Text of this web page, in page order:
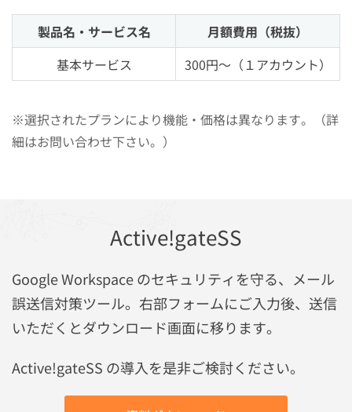
製品名・サービス名
月額費用（税抜）
基本サービス
300円～（１アカウント）
※選択されたプランにより機能・価格は異なります。（詳
細はお問い合わせ下さい。）
Active!gateSS
Google Workspace のセキュリティを守る、メール
誤送信対策ツール。 右部フォームにご入力後、送信
いただくとダウンロード画面に移ります。
Active!gateSS の導入を是非ご検討ください。